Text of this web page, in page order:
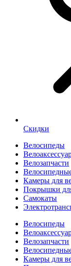
Скидки
Велосипеды
Велозапчасти
Камеры для
Покрышки
Самокаты
Велосипеды
Велозапчасти
Камеры для